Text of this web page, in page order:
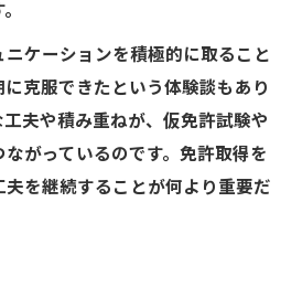
ケーションを積極的に取ること
克服できたという体験談もあり
夫や積み重ねが、仮免許試験や
がっているのです。免許取得を
夫を継続することが何より重要だ